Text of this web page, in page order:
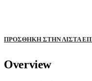
ΠΡΌΣΘΉΚΗ ΣΤΗΝ ΛΊΣΤΑ
Overview